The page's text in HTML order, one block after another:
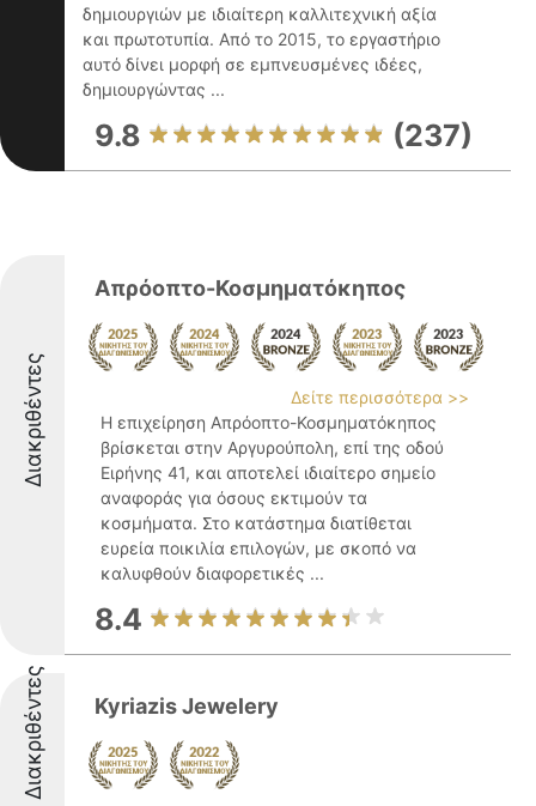
δημιουργιών με ιδιαίτερη καλλιτεχνική αξία
και πρωτοτυπία. Από το 2015, το εργαστήριο
αυτό δίνει μορφή σε εμπνευσμένες ιδέες,
δημιουργώντας ...
9.8 (237)
Διακριθέντες
Απρόοπτο-Κοσμηματόκηπος
Δείτε περισσότερα >>
Η επιχείρηση Απρόοπτο-Κοσμηματόκηπος
βρίσκεται στην Αργυρούπολη, επί της οδού
Ειρήνης 41, και αποτελεί ιδιαίτερο σημείο
αναφοράς για όσους εκτιμούν τα
κοσμήματα. Στο κατάστημα διατίθεται
ευρεία ποικιλία επιλογών, με σκοπό να
καλυφθούν διαφορετικές ...
8.4
Διακριθέντες Kyriazis Jewelery